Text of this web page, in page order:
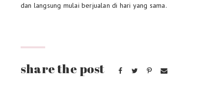
dan langsung mulai berjualan di hari yang sama.